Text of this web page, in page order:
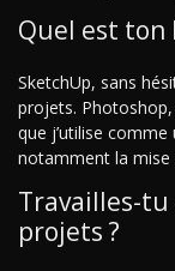
Quel est ton
SketchUp, sans
projets. Photoshop,
que j’utilise
notamment la
Travailles-
projets ?